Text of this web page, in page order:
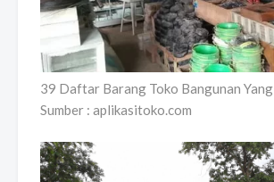
39 Daftar Barang Toko Bangunan
Sumber : aplikasitoko.com